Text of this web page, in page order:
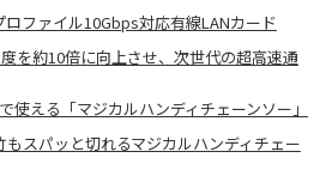
ファイル10Gbps対応有線LANカード
を約10倍に向上させ、次世代の超高速通
使える「マジカルハンディチェーンソー」
スパッと切れるマジカルハンディチェー